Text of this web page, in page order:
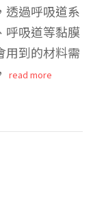
透過呼吸道系
呼吸道等黏膜
用到的材料需
read more